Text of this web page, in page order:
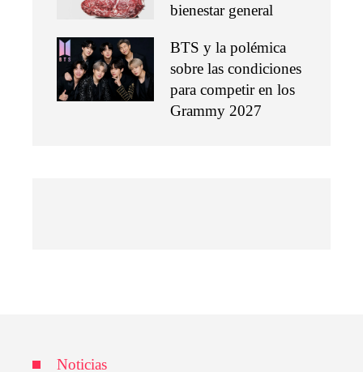
bienestar general
BTS y la polémica
sobre las condiciones
para competir en los
Grammy 2027
Noticias